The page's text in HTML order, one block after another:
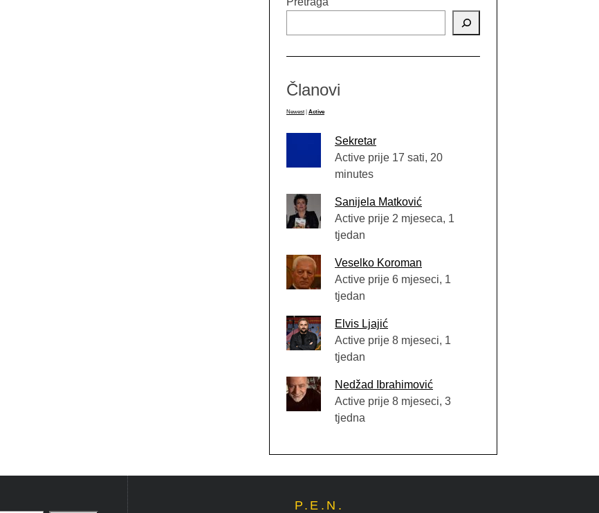
Članovi
Newest Active
Sekretar
Active prije 17 sati, 20
minutes
Sanijela Matković
Active prije 2 mjeseca, 1
tjedan
Veselko Koroman
Active prije 6 mjeseci, 1
tjedan
Elvis Ljajić
Active prije 8 mjeseci, 1
tjedan
Nedžad Ibrahimović
Active prije 8 mjeseci, 3
tjedna
P.E.N.